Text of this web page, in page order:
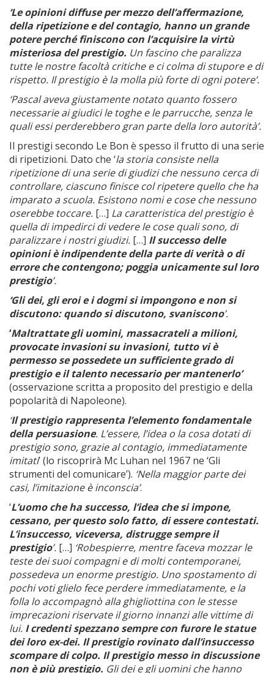
‘Le opinioni diffuse per mezzo dell’affermazione,
della ripetizione e del contagio, hanno un grande
potere perché finiscono con l’acquisire la virtù
misteriosa del prestigio. Un fascino che paralizza
tutte le nostre facoltà critiche e ci colma di stupore e di
rispetto. Il prestigio è la molla più forte di ogni potere’.
‘Pascal aveva giustamente notato quanto fossero
necessarie ai giudici le toghe e le parrucche, senza le
quali essi perderebbero gran parte della loro autorità’.
Il prestigi secondo Le Bon è spesso il frutto di una serie
di ripetizioni. Dato che ‘la storia consiste nella
ripetizione di una serie di giudizi che nessuno cerca di
controllare, ciascuno finisce col ripetere quello che ha
imparato a scuola. Esistono nomi e cose che nessuno
oserebbe toccare. […] La caratteristica del prestigio è
quella di impedirci di vedere le cose quali sono, di
paralizzare i nostri giudizi. […] Il successo delle
opinioni è indipendente della parte di verità o di
errore che contengono; poggia unicamente sul loro
prestigio’.
‘Gli dei, gli eroi e i dogmi si impongono e non si
discutono: quando si discutono, svaniscono’.
‘Maltrattate gli uomini, massacrateli a milioni,
provocate invasioni su invasioni, tutto vi è
permesso se possedete un sufficiente grado di
prestigio e il talento necessario per mantenerlo’
(osservazione scritta a proposito del prestigio e della
popolarità di Napoleone).
‘Il prestigio rappresenta l’elemento fondamentale
della persuasione. L’essere, l’idea o la cosa dotati di
prestigio sono, grazie al contagio, immediatamente
imitati’ (lo riscoprirà Mc Luhan nel 1967 ne ‘Gli
strumenti del comunicare’). ‘Nella maggior parte dei
casi, l’imitazione è inconscia’.
‘L’uomo che ha successo, l’idea che si impone,
cessano, per questo solo fatto, di essere contestati.
L’insuccesso, viceversa, distrugge sempre il
prestigio’. […] ‘Robespierre, mentre faceva mozzar le
teste dei suoi compagni e di molti contemporanei,
possedeva un enorme prestigio. Uno spostamento di
pochi voti glielo fece perdere immediatamente, e la
folla lo accompagnò alla ghigliottina con le stesse
imprecazioni riservate il giorno innanzi alle vittime di
lui. I credenti spezzano sempre con furore le statue
dei loro ex-dei. Il prestigio rovinato dall’insuccesso
scompare di colpo. Il prestigio messo in discussione
non è più prestigio. Gli dei e gli uomini che hanno